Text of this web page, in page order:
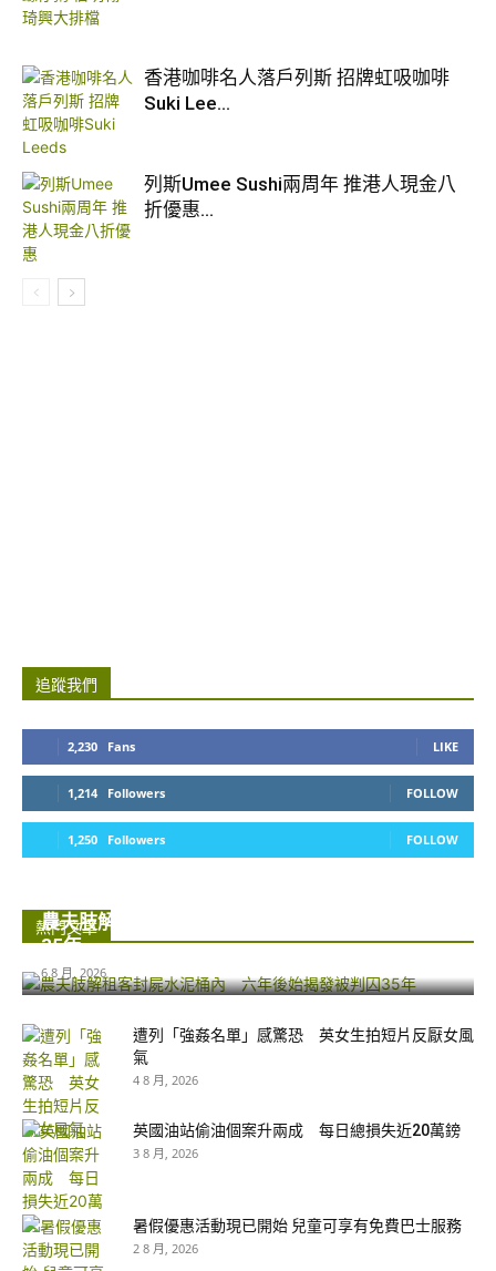
香港咖啡名人落戶列斯 招牌虹吸咖啡
Suki Lee...
列斯Umee Sushi兩周年 推港人現金八
折優惠...
追蹤我們
2,230 Fans LIKE
1,214 Followers FOLLOW
1,250 Followers FOLLOW
熱門文章
農夫肢解租客封屍水泥桶內 六年後始揭發被判囚
35年...
6 8 月, 2026
遭列「強姦名單」感驚恐 英女生拍短片反厭女風
氣
4 8 月, 2026
英國油站偷油個案升兩成 每日總損失近20萬鎊
3 8 月, 2026
暑假優惠活動現已開始 兒童可享有免費巴士服務
2 8 月, 2026